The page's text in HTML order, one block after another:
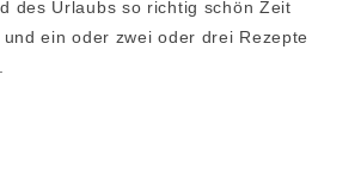
des Urlaubs so richtig schön Zeit
ein oder zwei oder drei Rezepte